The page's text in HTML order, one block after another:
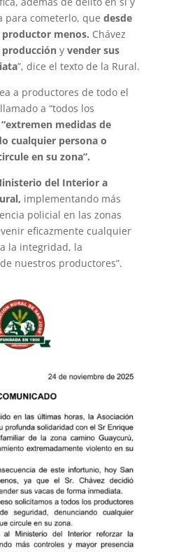
para cometerlo, que desde
productor menos. Chávez
y vender sus
”, dice el texto de la Rural.
a productores de todo el
a “todos los
“extremen medidas de
cualquier persona o
en su zona”.
del Interior a
implementando más
policial en las zonas
eficazmente cualquier
la integridad, la
nuestros productores”.